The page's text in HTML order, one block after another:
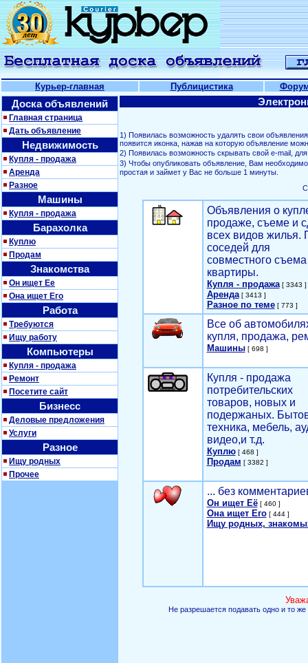
Курьер-главная Публицистика
Доска объявлений
Главная страница
Дать объявление
Недвижимость
Купля - продажа
Аренда
Разное
Машины
Купля - продажа
Барахолка
Куплю
Продам
Знакомства
Он ищет Ее
Она ищет Его
Работа
Требуются
Ищу работу
Компьютеры
Купля - продажа
Ремонт
Посетите сайт
Бизнесс
Деловые предложения
Услуги
Разное
Ищу родных
Прочее
1) Появилась возможность удалять свои
появится иконка, нажав на которую объявление
2) Появилась возможность скрывать свой е-mail,
3) Чтобы опубликовать объявление, Вам
простая и займет у Вас не больше 1 минуты.
Объявления о
продаже, съеме и
всех видов жилья.
соседей для
совместного съема
квартиры.
Купля - продажа[ 3343 ]
Аренда[ 3413 ]
Разное по теме[ 773 ]
Все об
купля, продажа,
Машины[ 698 ]
Купля - продажа
потребительских
товаров, новых и
подержаных.
техника, мебель,
видео,и т.д.
Куплю[ 468 ]
Продам [ 3382 ]
... без
Он ищет Её[ 460 ]
Она ищет Его[ 444 ]
Ищу родных,
Не разрешается подавать одно и то